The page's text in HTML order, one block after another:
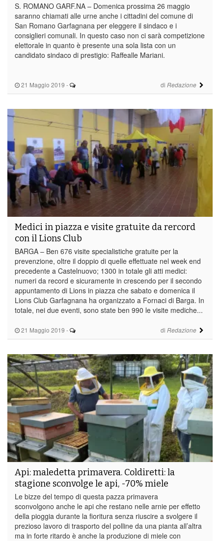
21 Maggio 2019 - di Redazione
S. ROMANO GARF.NA – Domenica prossima 26 maggio
saranno chiamati alle urne anche i cittadini del comune di
San Romano Garfagnana per eleggere il sindaco e i
consiglieri comunali. In questo caso non ci sarà competizione
elettorale in quanto è presente una sola lista con un
candidato sindaco di prestigio: Raffealle Mariani.
21 Maggio 2019 - di Redazione
Medici in piazza e visite gratuite da rercord
con il Lions Club
BARGA – Ben 676 visite specialistiche gratuite per la
prevenzione, oltre il doppio di quelle effettuate nel week end
precedente a Castelnuovo; 1300 in totale gli atti medici:
numeri da record e sicuramente in crescendo per il secondo
appuntamento di Lions in piazza che sabato e domenica il
Lions Club Garfagnana ha organizzato a Fornaci di Barga. In
totale, nei due eventi, sono state ben 990 le visite mediche...
Api: maledetta primavera. Coldiretti: la
stagione sconvolge le api, -70% miele
Le bizze del tempo di questa pazza primavera
sconvolgono anche le api che restano nelle arnie per effetto
della pioggia durante la fioritura senza riuscire a svolgere il
prezioso lavoro di trasporto del polline da una pianta all’altra
ma in forte ritardo è anche la produzione di miele con